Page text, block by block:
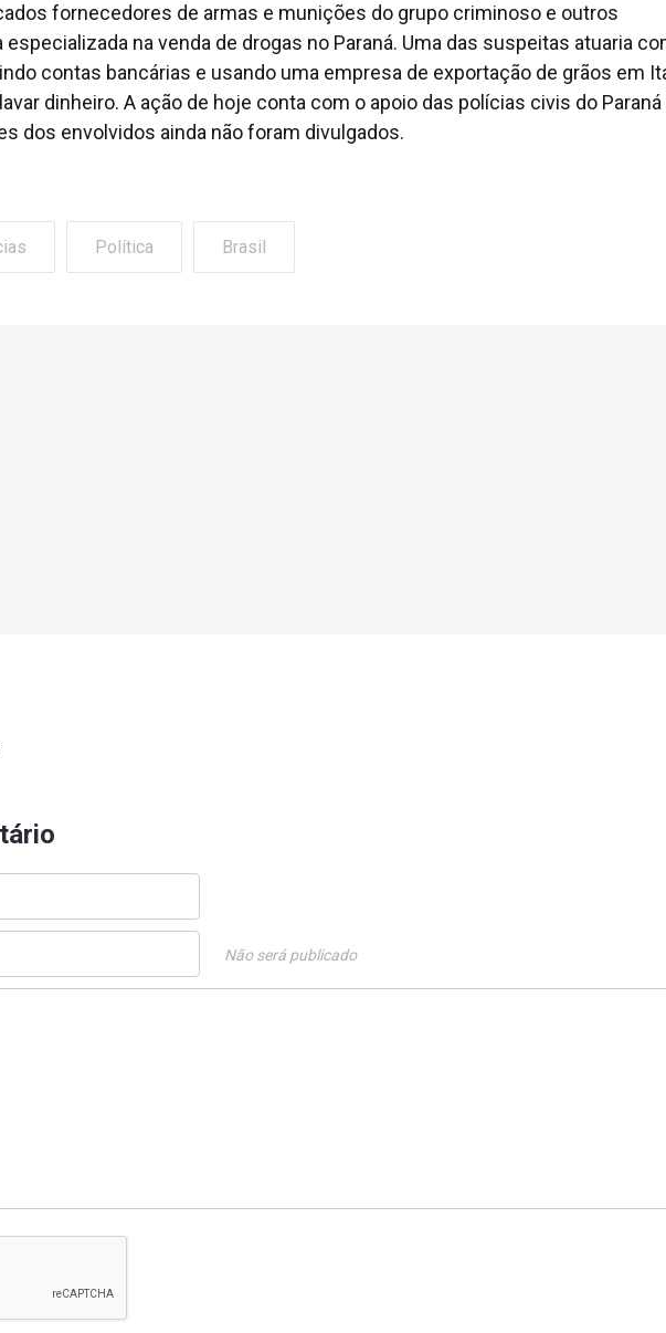
fornecedores de armas e munições do grupo criminoso e outros
na venda de drogas no Paraná. Uma das suspeitas atuaria
contas bancárias e usando uma empresa de exportação de grãos em
dinheiro. A ação de hoje conta com o apoio das polícias civis do Paraná
dos envolvidos ainda não foram divulgados.
Política Brasil
Não será publicado